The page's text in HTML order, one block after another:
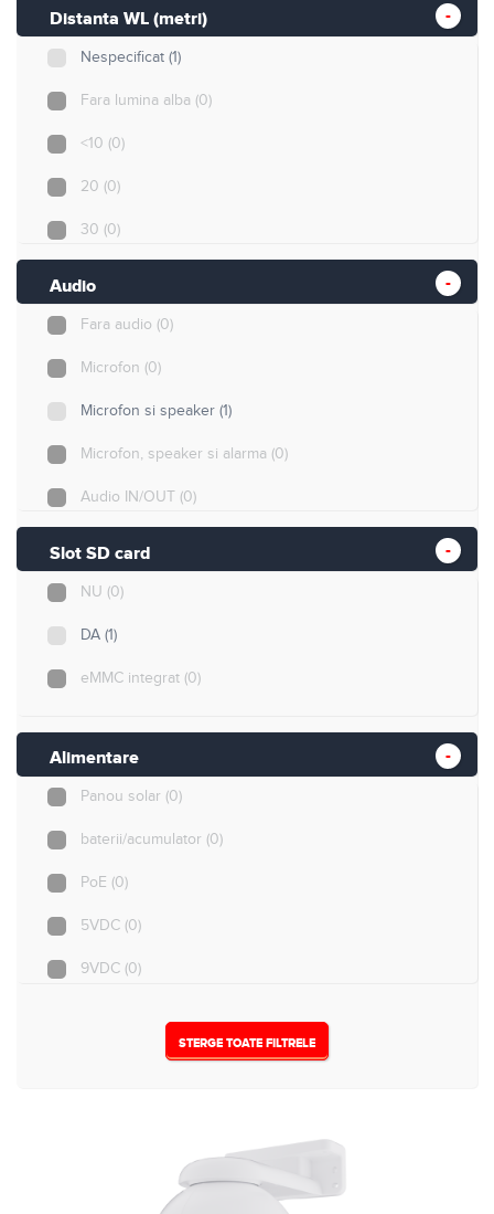
80
100 (0)
150 (0)
200(0)
300(0)
Distanta WL (metri)
Nespecificat (1)
Fara lumina alba (0)
<10 (0)
20 (0)
30 (0)
50
80 (0)
100 (0)
Audio
Fara audio (0)
Microfon (0)
Microfon si speaker (1)
Microfon, speaker si alarma (0)
Audio IN/OUT (0)
Slot SD card
NU (0)
DA (1)
eMMC integrat (0)
Alimentare
Panou solar (0)
baterii/acumulator (0)
PoE (0)
5VDC (0)
9VDC (0)
STERGE TOATE FILTRELE